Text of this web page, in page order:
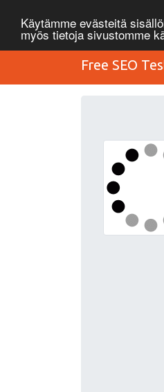
Käytämme evästeitä
myös tietoja sivustomme
Free SEO